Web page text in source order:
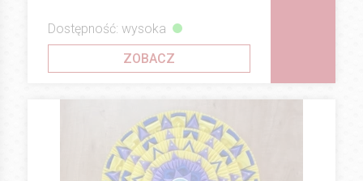
Dostępność: wysoka
ZOBACZ